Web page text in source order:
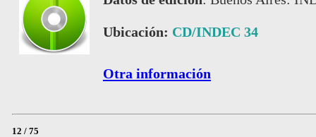
Ubicación: CD/INDEC 34
Otra información
12 / 75